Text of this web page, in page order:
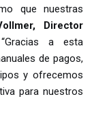
que nuestras
Director
a esta
de pagos,
y ofrecemos
para nuestros